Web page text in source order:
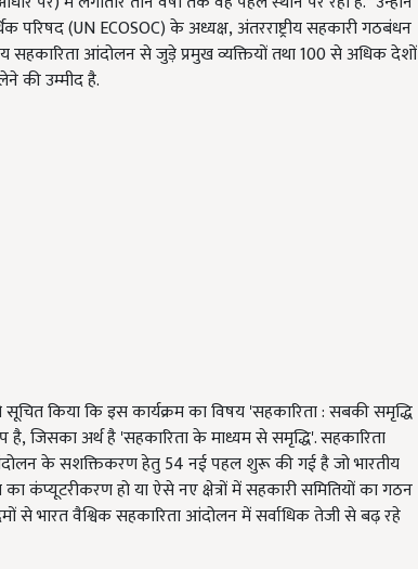
परिषद (UN ECOSOC) के अध्यक्ष, अंतरराष्ट्रीय सहकारी गठबंधन
सहकारिता आंदोलन से जुड़े प्रमुख व्यक्तियों तथा 100 से अधिक देशों
की उम्मीद है.
किया कि इस कार्यक्रम का विषय 'सहकारिता : सबकी समृद्धि
जिसका अर्थ है 'सहकारिता के माध्यम से समृद्धि'. सहकारिता
के सशक्तिकरण हेतु 54 नई पहल शुरू की गई है जो भारतीय
कंप्यूटरीकरण हो या ऐसे नए क्षेत्रों में सहकारी समितियों का गठन
से भारत वैश्विक सहकारिता आंदोलन में सर्वाधिक तेजी से बढ़ रहे